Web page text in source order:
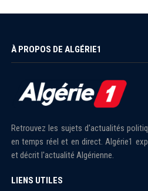
À PROPOS DE ALGÉRIE1
Retrouvez les sujets d'actualités
en temps réel et en direct. Algérie1
et décrit l'actualité Algérienne.
LIENS UTILES